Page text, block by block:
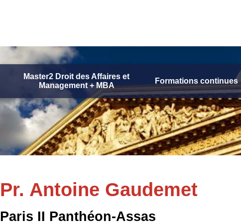
Master2 Droit des Affaires et
Management + MBA
Formations continues
Pr. Antoine Gaudemet
Paris II Panthéon-Assas